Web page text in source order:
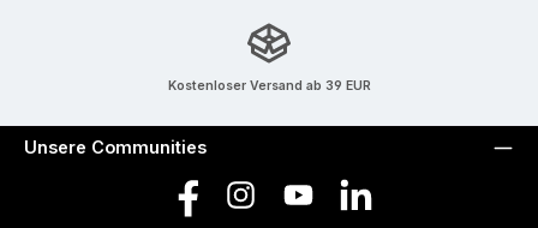
Kostenloser Versand ab 39 EUR
Unsere Communities
Facebook Instagram YouTube LinkedIn